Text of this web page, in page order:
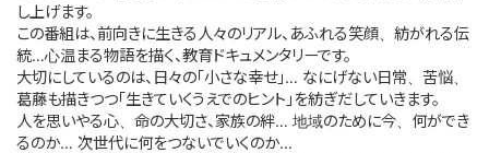
民教協の『大会』
民教協とは
し上げます。
この番組は、前向きに生きる人々のリアル、あふれる笑顔、紡がれる伝
統…心温まる物語を描く、教育ドキュメンタリーです。
大切にしているのは、日々の「小さな幸せ」… なにげない日常、苦悩、
葛藤も描きつつ「生きていくうえでのヒント」を紡ぎだしていきます。
人を思いやる心、命の大切さ、家族の絆… 地域のために今、何ができ
るのか… 次世代に何をつないでいくのか…